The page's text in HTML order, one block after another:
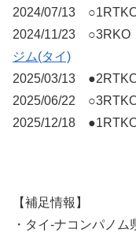
2024/07/13
2024/11/23 ○3RKO
ジム(タイ)
2025/03/13
2025/06/22
2025/12/18
【補足情報】
・タイ-ナコンパノム